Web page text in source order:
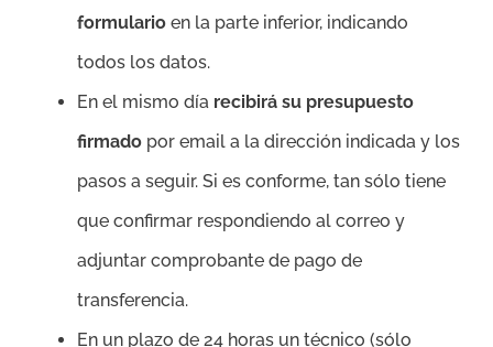
formulario en la parte inferior, indicando
todos los datos.
En el mismo día recibirá su presupuesto
firmado por email a la dirección indicada y los
pasos a seguir. Si es conforme, tan sólo tiene
que confirmar respondiendo al correo y
adjuntar comprobante de pago de
transferencia.
En un plazo de 24 horas un técnico (sólo